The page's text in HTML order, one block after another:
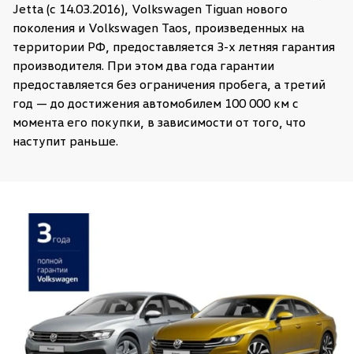
Jetta (с 14.03.2016), Volkswagen Tiguan нового
поколения и Volkswagen Taos, произведенных на
территории РФ, предоставляется 3-х летняя гарантия
производителя. При этом два года гарантии
предоставляется без ограничения пробега, а третий
год — до достижения автомобилем 100 000 км с
момента его покупки, в зависимости от того, что
наступит раньше.